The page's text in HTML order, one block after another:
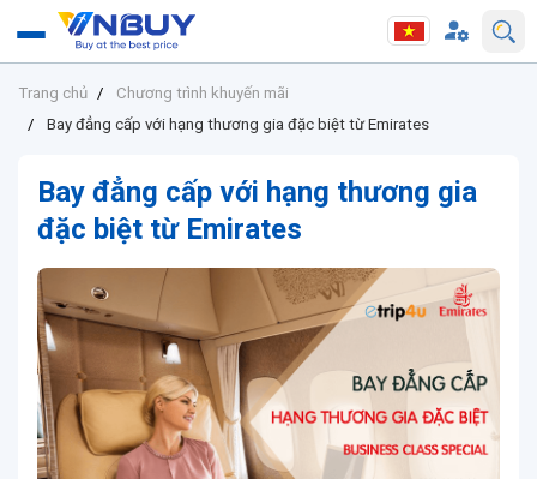
Trang chủ
Chương trình khuyến mãi
Bay đẳng cấp với hạng thương gia đặc biệt từ Emirates
Bay đẳng cấp với hạng thương gia
đặc biệt từ Emirates